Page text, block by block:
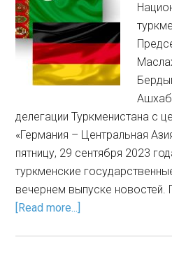
делегации Туркменистана с
«Германия – Центральная
пятницу, 29 сентября 2023
туркменские
вечернем выпуске
[Read more...]